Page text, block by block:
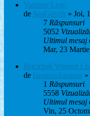
Vanzare Lego
de SeaGerz0r » Joi,
7 Răspunsuri
5052
Ultimul mesaj
Mar, 23
Bricklink Wanted
de lapsanszkitamas
1 Răspunsuri
5558
Ultimul mesaj
Vin, 25